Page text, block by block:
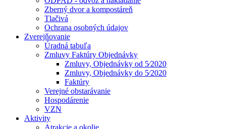
Zberný dvor a kompostáreň
Tlačivá
Ochrana osobných údajov
Zverejňovanie
Úradná tabuľa
Zmluvy Faktúry Objednávky
Zmluvy, Objednávky od 5⁄2020
Zmluvy, Objednávky do 5⁄2020
Faktúry
Verejné obstarávanie
Hospodárenie
VZN
Aktivity
Atrakcie a okolie